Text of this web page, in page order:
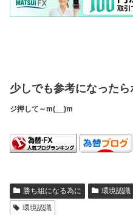
少しでも参考になったら
ジ押して～m(__)m
勝ち組になる為に 環境認識
環境認識